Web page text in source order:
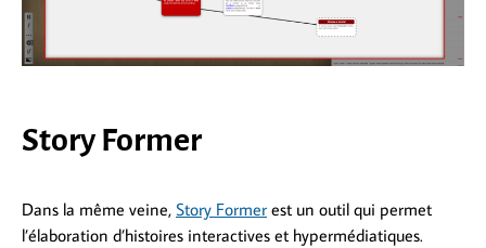
Story Former
Dans la même veine, Story Former est un outil qui permet
l’élaboration d’histoires interactives et hypermédiatiques.